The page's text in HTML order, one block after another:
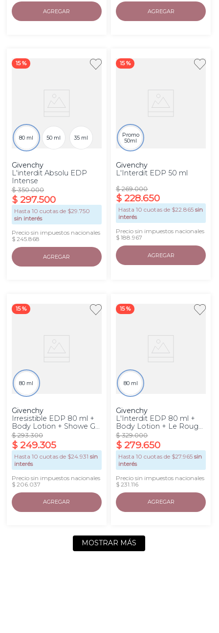
AGREGAR AGREGAR
15 %
80 ml 50 ml 35 ml
Givenchy
L'interdit Absolu EDP
Intense
$ 350.000
$ 297.500
Hasta 10 cuotas de $29.750
sin interés
Precio sin impuestos nacionales
$ 245.868
AGREGAR
15 %
Promo
50ml
Givenchy
L'Interdit EDP 50 ml
$ 269.000
$ 228.650
Hasta10 cuotas de $22.865 sin
interés
Precio sin impuestos nacionales
$ 188.967
AGREGAR
15 %
80 ml
Givenchy
Irresistible EDP 80 ml +
Body Lotion + Showe Gel
Set
$ 293.300
$ 249.305
Hasta 10 cuotas de $24.931 sin
interés
Precio sin impuestos nacionales
$ 206.037
AGREGAR
15 %
80 ml
Givenchy
L'Interdit EDP 80 ml +
Body Lotion + Le Rouge
Interdit Set
$ 329.000
$ 279.650
Hasta10 cuotas de $27.965 sin
interés
Precio sin impuestos nacionales
$ 231.116
AGREGAR
MOSTRAR MÁS